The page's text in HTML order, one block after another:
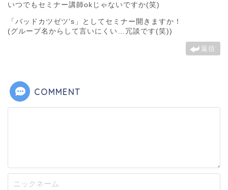
いつでもセミナー講師okじゃないですか(笑)
「バッドカツゼツ’s」としてセミナー開きますか！
(グループ名からして言いにくい…冗談です(笑))
返信
COMMENT